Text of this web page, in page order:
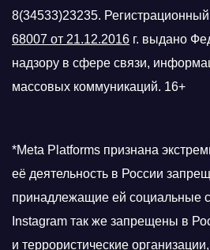
8(34533)23235.
68007 от 21.12.2016 г. выдано
надзору в сфере связи,
массовых коммуникаций. 16+
*Meta Platforms признана
её деятельность в России
принадлежащие ей социальные
Instagram так же запрещены в
и террористические